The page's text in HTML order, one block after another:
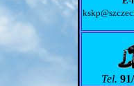
Tel.